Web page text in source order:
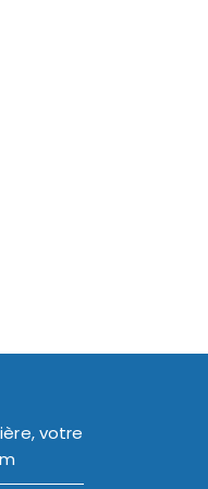
votre